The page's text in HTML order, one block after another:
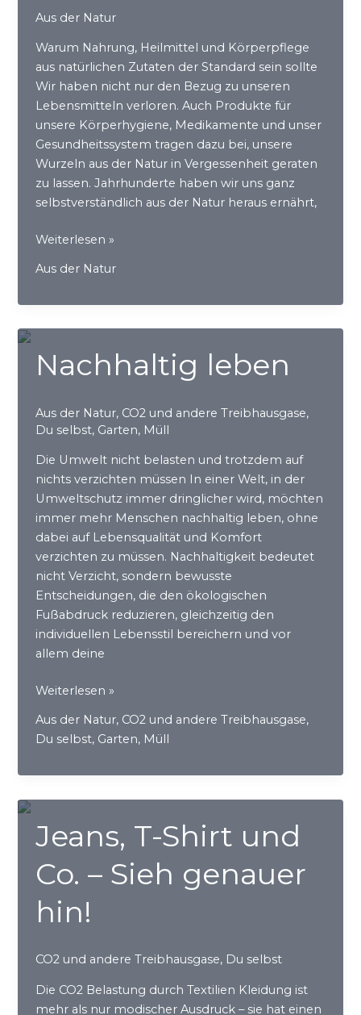
Aus der Natur
Warum Nahrung, Heilmittel und Körperpflege
aus natürlichen Zutaten der Standard sein sollte
Wir haben nicht nur den Bezug zu unseren
Lebensmitteln verloren. Auch Produkte für
unsere Körperhygiene, Medikamente und unser
Gesundheitssystem tragen dazu bei, unsere
Wurzeln aus der Natur in Vergessenheit geraten
zu lassen. Jahrhunderte haben wir uns ganz
selbstverständlich aus der Natur heraus ernährt,
Alles
wir
es
in
Natur
Weiterlesen »
Aus der Natur
Nachhaltig leben
Aus der Natur, CO2 und andere Treibhausgase,
Du selbst, Garten, Müll
Die Umwelt nicht belasten und trotzdem auf
nichts verzichten müssen In einer Welt, in der
Umweltschutz immer dringlicher wird, möchten
immer mehr Menschen nachhaltig leben, ohne
dabei auf Lebensqualität und Komfort
verzichten zu müssen. Nachhaltigkeit bedeutet
nicht Verzicht, sondern bewusste
Entscheidungen, die den ökologischen
Fußabdruck reduzieren, gleichzeitig den
individuellen Lebensstil bereichern und vor
allem deine
Nachhaltig
Weiterlesen »
Aus der Natur, CO2 und andere Treibhausgase,
Du selbst, Garten, Müll
Jeans, T-Shirt und
Co. – Sieh genauer
hin!
CO2 und andere Treibhausgase, Du selbst
Die CO2 Belastung durch Textilien Kleidung ist
mehr als nur modischer Ausdruck – sie hat einen